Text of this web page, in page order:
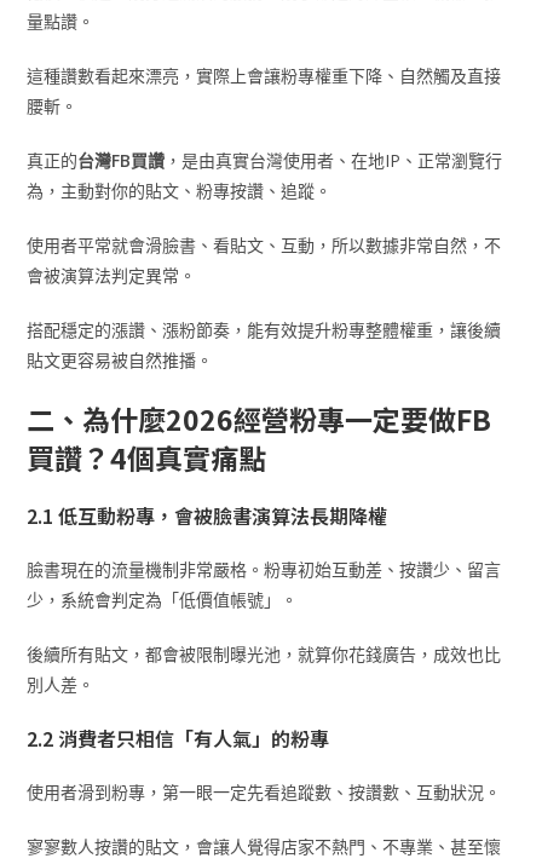
量點讚。
這種讚數看起來漂亮，實際上會讓粉專權重下降、自然觸及直接
腰斬。
真正的台灣FB買讚 ，是由真實台灣使用者、在地IP、正常瀏覽行
為，主動對你的貼文、粉專按讚、追蹤。
使用者平常就會滑臉書、看貼文、互動，所以數據非常自然，不
會被演算法判定異常。
搭配穩定的漲讚、漲粉節奏，能有效提升粉專整體權重，讓後續
貼文更容易被自然推播。
二、為什麼2026經營粉專一定要做FB
買讚？4個真實痛點
2.1 低互動粉專，會被臉書演算法長期降權
臉書現在的流量機制非常嚴格。粉專初始互動差、按讚少、留言
少，系統會判定為「低價值帳號」。
後續所有貼文，都會被限制曝光池，就算你花錢廣告，成效也比
別人差。
2.2 消費者只相信「有人氣」的粉專
使用者滑到粉專，第一眼一定先看追蹤數、按讚數、互動狀況。
寥寥數人按讚的貼文，會讓人覺得店家不熱門、不專業、甚至懷